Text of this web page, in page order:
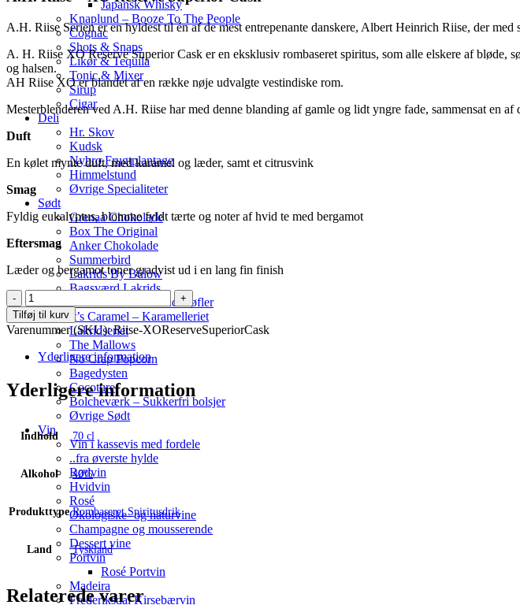
Japansk Whisky
Knaplund – Booze To The People
Cognac
Shots & Snaps
Likør & Tequila
Tonic & Mixer
Sirup
Cigar
Deli
Hr. Skov
Kudsk
Nybro Frugtplantage
Himmelstund
Øvrige Specialiteter
Sødt
Grenaa Chokolade
Box The Original
Anker Chokolade
Summerbird
Lakrids By Bülow
Bagsværd Lakrids
La Praline´s chokoladetrøfler
It’s Caramel – Karamelleriet
Lakridseriet
The Mallows
No Crap Popcorn
Bagedysten
Cocoture
Bolcheværk – Sukkerfri bolsjer
Øvrige Sødt
Vin
Vin i kassevis med fordele
..fra øverste hylde
Rødvin
Hvidvin
Rosé
Økologiske- og naturvine
Champagne og mousserende
Dessert vine
Portvin
Rosé Portvin
Madeira
Frederiksdal Kirsebærvin
479,00 kr..439,00 kr..
A.H. Riise Serien er en hyldest til én af de mest entrepenante danskere, Albert Heinrich Riise, der
A. H. Riise XO Reserve Superior Cask er en eksklusiv rombaseret spiritus, som alle elskere af
og halsen.
AH Riise XO er blandet af en række nøje udvalgte vestindiske rom.
Mesterblenderen ved A.H. Riise har med denne blanding af gamle og lidt yngre fade, sammensat en af
Duft
En kølet mynte duft, med karamel og læder, samt et citrusvink
Smag
Fyldig eukalyptus, blomme fyldt tærte og noter af hvid te med bergamot
Eftersmag
Læder og bergamot toner gradvist ud i en lang fin finish
A.H.
Riise
-
XO
Reserve
Superior
Cask
-
antal
Tilføj til kurv
Varenummer (SKU):Riise-XOReserveSuperiorCask
Yderligere information
Yderligere information
Indhold 70 cl
Alkohol 40%
Produkttype Rombaseret Spiritusdrik
Land Tyskland
Relaterede varer